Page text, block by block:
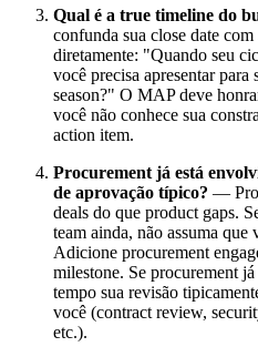
Qual é a true timeline do
confunda sua close date
diretamente: "Quando seu
você precisa apresentar para
season?" O MAP deve
você não conhece sua
action item.
Procurement já está
de aprovação típico? —
deals do que product gaps.
team ainda, não assuma que
Adicione procurement
milestone. Se procurement
tempo sua revisão
você (contract review,
etc.).